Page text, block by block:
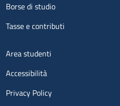
Borse di studio
Tasse e contributi
Menu footer 3
Area studenti
Accessibilità
Privacy Policy